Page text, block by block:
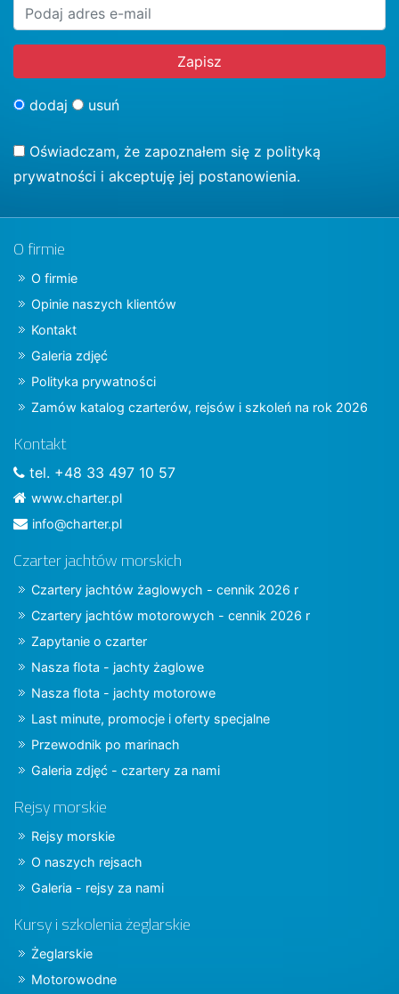
dodaj usuń
Oświadczam, że zapoznałem się z polityką
prywatności i akceptuję jej postanowienia.
O firmie
O firmie
Opinie naszych klientów
Kontakt
Galeria zdjęć
Polityka prywatności
Zamów katalog czarterów, rejsów i szkoleń na rok 2026
Kontakt
tel. +48 33 497 10 57
www.charter.pl
info@charter.pl
Czarter jachtów morskich
Czartery jachtów żaglowych - cennik 2026 r
Czartery jachtów motorowych - cennik 2026 r
Zapytanie o czarter
Nasza flota - jachty żaglowe
Nasza flota - jachty motorowe
Last minute, promocje i oferty specjalne
Przewodnik po marinach
Galeria zdjęć - czartery za nami
Rejsy morskie
Rejsy morskie
O naszych rejsach
Galeria - rejsy za nami
Kursy i szkolenia żeglarskie
Żeglarskie
Motorowodne